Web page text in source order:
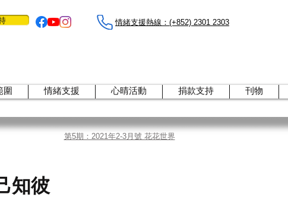
情緒支援熱線：​​(+852) 2301 2303
圍 情緒支援 心晴活動 捐款支持 刊物
第5期：2021年2-3月號 花花世界
知彼